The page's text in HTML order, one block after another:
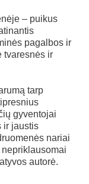
– puikus
pagalbos ir
tvaresnės ir
tarp
gyventojai
ir jaustis
nariai
autorė.